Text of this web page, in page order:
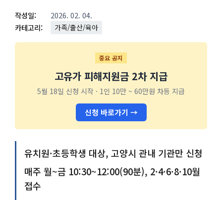
작성일:
2026. 02. 04.
카테고리:
가족/출산/육아
중요 공지
고유가 피해지원금 2차 지급
5월 18일 신청 시작 · 1인 10만 ~ 60만원 차등 지급
신청 바로가기 →
유치원·초등학생 대상, 고양시 관내 기관만 신청
매주 월~금 10:30~12:00(90분), 2·4·6·8·10월
접수